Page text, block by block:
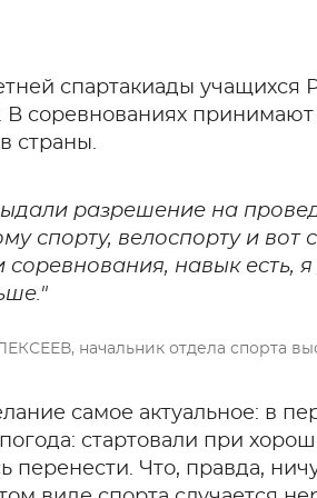
спартакиады учащихся
В соревнованиях
страны.
разрешение на
спорту, велоспорту и
соревнования, навык есть,
начальник отдела спорта
самое актуальное: в
стартовали при
перенести. Что, правда,